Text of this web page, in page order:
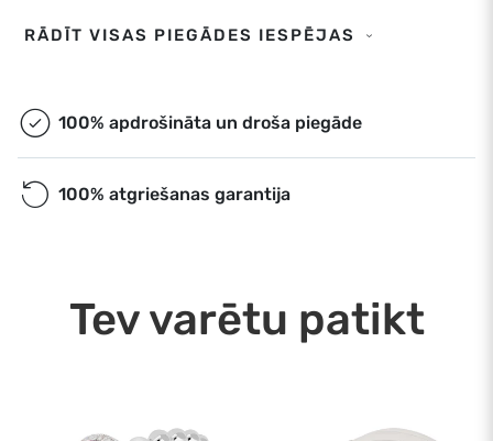
DPD. Piegāde uz adresi. €6,50
Omniva. Piegāde uz pakomātu. Bezmaksas
Plānotais piegādes datums: 10.08.2026
Ekspress piegāde. €9,00
RĀDĪT VISAS PIEGĀDES IESPĒJAS
100% apdrošināta un droša piegāde
100% atgriešanas garantija
Tev varētu patikt